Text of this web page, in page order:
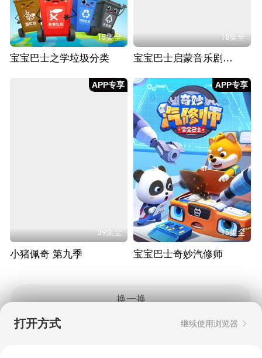
15集全
宝宝巴士之学垃圾分类
18集全
宝宝巴士启蒙音乐剧之汽车帮帮队
APP专享
39集全
小猪佩奇 第九季
APP专享
15集全
宝宝巴士奇妙汽修师
换一换
打开方式 继续使用浏览器